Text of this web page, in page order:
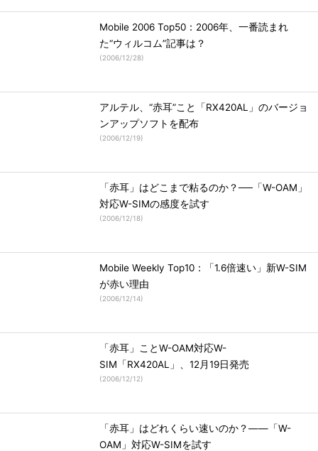
Mobile 2006 Top50：2006年、一番読まれ
た“ウィルコム”記事は？
(2006/12/28)
アルテル、“赤耳”こと「RX420AL」のバージョ
ンアップソフトを配布
(2006/12/19)
「赤耳」はどこまで粘るのか？──「W-OAM」
対応W-SIMの感度を試す
(2006/12/18)
Mobile Weekly Top10：「1.6倍速い」新W-SIM
が赤い理由
(2006/12/14)
「赤耳」ことW-OAM対応W-
SIM「RX420AL」、12月19日発売
(2006/12/12)
「赤耳」はどれくらい速いのか？――「W-
OAM」対応W-SIMを試す